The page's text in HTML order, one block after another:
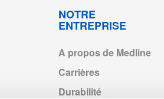
NOTRE
ENTREPRISE
A propos de Medline
Carrières
Durabilité